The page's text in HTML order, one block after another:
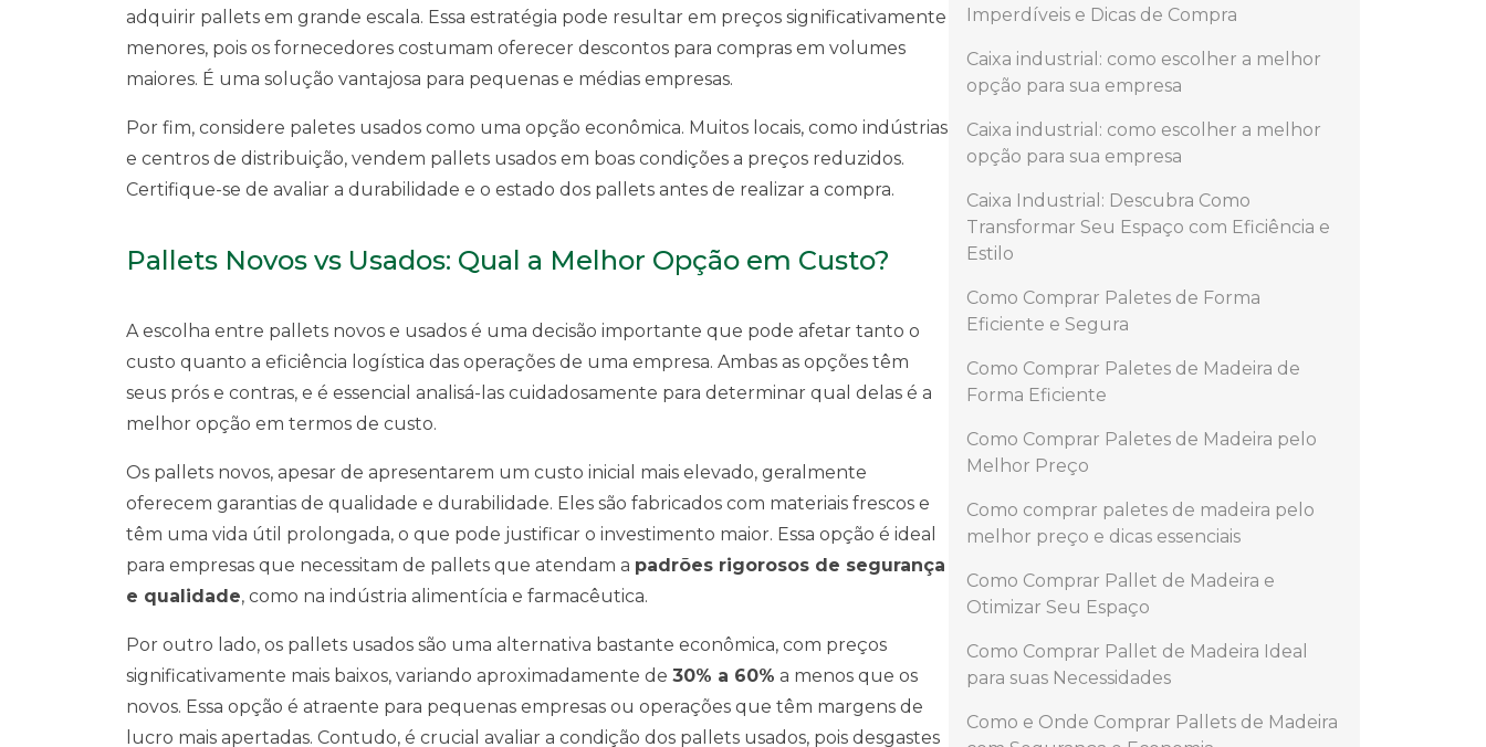
adquirir pallets em grande escala. Essa estratégia pode resultar em preços significativamente
menores, pois os fornecedores costumam oferecer descontos para compras em volumes
maiores. É uma solução vantajosa para pequenas e médias empresas.
Por fim, considere paletes usados como uma opção econômica. Muitos locais, como indústrias
e centros de distribuição, vendem pallets usados em boas condições a preços reduzidos.
Certifique-se de avaliar a durabilidade e o estado dos pallets antes de realizar a compra.
Pallets Novos vs Usados: Qual a Melhor Opção em Custo?
A escolha entre pallets novos e usados é uma decisão importante que pode afetar tanto o
custo quanto a eficiência logística das operações de uma empresa. Ambas as opções têm
seus prós e contras, e é essencial analisá-las cuidadosamente para determinar qual delas é a
melhor opção em termos de custo.
Os pallets novos, apesar de apresentarem um custo inicial mais elevado, geralmente
oferecem garantias de qualidade e durabilidade. Eles são fabricados com materiais frescos e
têm uma vida útil prolongada, o que pode justificar o investimento maior. Essa opção é ideal
para empresas que necessitam de pallets que atendam a padrões rigorosos de segurança
e qualidade, como na indústria alimentícia e farmacêutica.
Por outro lado, os pallets usados são uma alternativa bastante econômica, com preços
significativamente mais baixos, variando aproximadamente de 30% a 60% a menos que os
novos. Essa opção é atraente para pequenas empresas ou operações que têm margens de
lucro mais apertadas. Contudo, é crucial avaliar a condição dos pallets usados, pois desgastes
Imperdíveis e Dicas de Compra
Caixa industrial: como escolher a melhor
opção para sua empresa
Caixa industrial: como escolher a melhor
opção para sua empresa
Caixa Industrial: Descubra Como
Transformar Seu Espaço com Eficiência e
Estilo
Como Comprar Paletes de Forma
Eficiente e Segura
Como Comprar Paletes de Madeira de
Forma Eficiente
Como Comprar Paletes de Madeira pelo
Melhor Preço
Como comprar paletes de madeira pelo
melhor preço e dicas essenciais
Como Comprar Pallet de Madeira e
Otimizar Seu Espaço
Como Comprar Pallet de Madeira Ideal
para suas Necessidades
Como e Onde Comprar Pallets de Madeira